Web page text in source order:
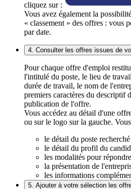
cliquez sur :
Vous avez également la
« classement » des offres : vous
par date.
4. Consulter les offres issues de
Pour chaque offre d'emploi
l'intitulé du poste, le lieu de
durée de travail, le nom de
premiers caractères du descriptif
publication de l'offre.
Vous accédez au détail d'une
ou sur le logo sur la gauche.
le détail du poste
le détail du profil du
les modalités pour
la présentation de
les informations
5. Ajouter à votre sélection les